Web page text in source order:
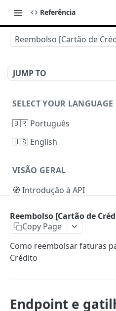
Referência
Reembolso [Cartão de
JUMP TO
SELECT YOUR LANGUAGE
🇧🇷 Português
🇺🇸 English
VISÃO GERAL
🧭 Introdução à API
👨‍🚀 Collections
🔢 Paginação
↔️ Diagramas de Sequência
iuguCobrança
PIX
Reembolso [Cartão de
Copy Page
Como reembolsar faturas
Crédito
Endpoint e